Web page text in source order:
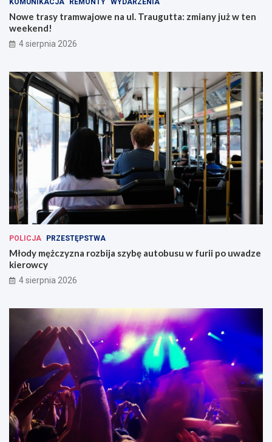
KOMUNIKACJA REMONTY WYDARZENIA
Nowe trasy tramwajowe na ul. Traugutta: zmiany już w ten
weekend!
4 sierpnia 2026
POLICJA PRZESTĘPSTWA
Młody mężczyzna rozbija szybę autobusu w furii po uwadze
kierowcy
4 sierpnia 2026